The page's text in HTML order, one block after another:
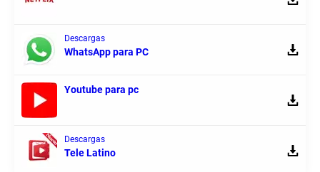
Descargas
WhatsApp para PC
Youtube para pc
Descargas
Tele Latino